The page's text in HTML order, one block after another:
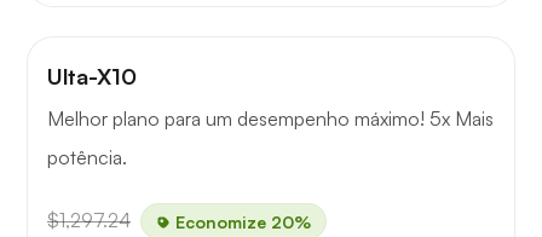
Ulta-X10
Melhor plano para um desempenho máximo! 5x Mais
potência.
$1,297.24 Economize 20%